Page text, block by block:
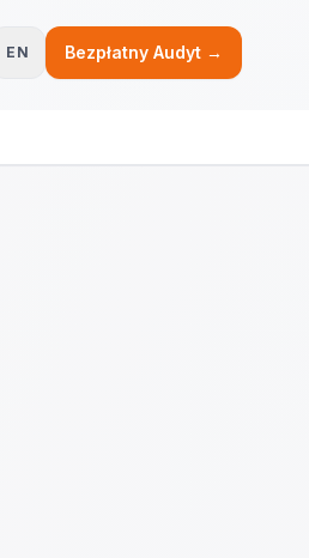
EN Bezpłatny Audyt →